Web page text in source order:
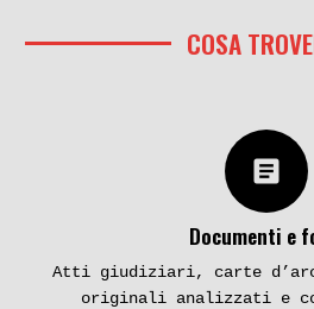
COSA
article
Documenti e
Atti giudiziari, carte
originali analizzati e